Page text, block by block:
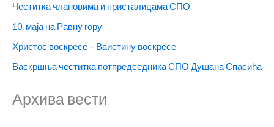
Честитка члановима и присталицама СПО
10. маја на Равну гору
Христос воскресе – Ваистину воскресе
Васкршња честитка потпредседника СПО Душана Спасића
Архива вести